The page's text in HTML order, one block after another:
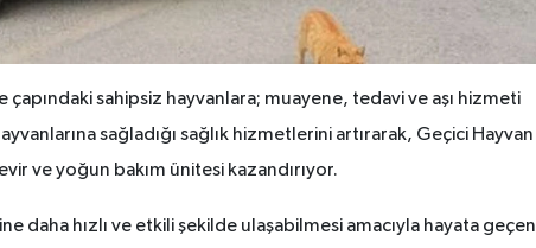
çapındaki sahipsiz hayvanlara; muayene, tedavi ve aşı hizmeti
sağladığı sağlık hizmetlerini artırarak, Geçici Hayvan
ve yoğun bakım ünitesi kazandırıyor.
daha hızlı ve etkili şekilde ulaşabilmesi amacıyla hayata geçen